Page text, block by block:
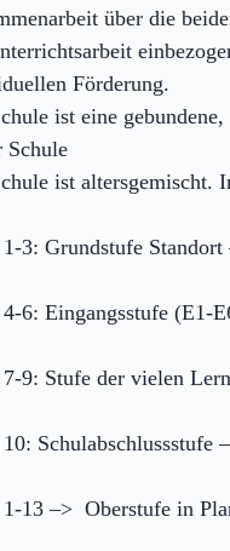
über die
Förderung.
ist eine
Schule
ist altersgemischt.
1-3: Grundstufe
4-6: Eingangsstufe (E1-
7-9: Stufe der vielen
Schulabschlussstufe
1-13 –> Oberstufe in